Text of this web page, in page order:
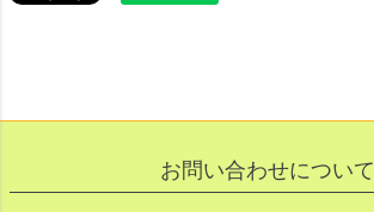
お問い合わせについて